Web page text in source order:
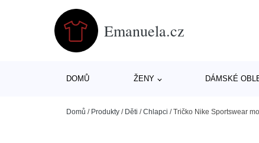
Emanuela.cz
DOMŮ ŽENY DÁMSKÉ
Domů / Produkty / Děti /Chlapci /Tričko Nike Sportswear